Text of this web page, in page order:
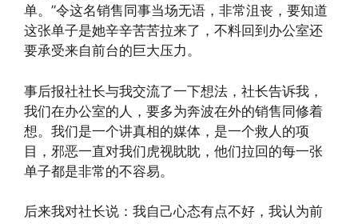
单。”令这名销售同事当场无语，非常沮丧，要知道
这张单子是她辛辛苦苦拉来了，不料回到办公室还
要承受来自前台的巨大压力。
事后报社社长与我交流了一下想法，社长告诉我，
我们在办公室的人，要多为奔波在外的销售同修着
想。我们是一个讲真相的媒体，是一个救人的项
目，邪恶一直对我们虎视眈眈，他们拉回的每一张
单子都是非常的不容易。
后来我对社长说：我自己心态有点不好，我认为前